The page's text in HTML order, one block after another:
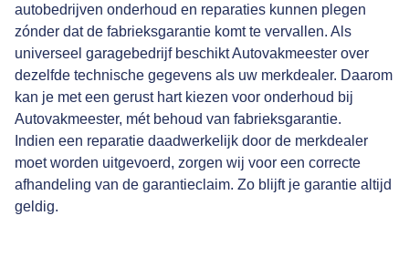
autobedrijven onderhoud en reparaties kunnen plegen
zónder dat de fabrieksgarantie komt te vervallen. Als
universeel garagebedrijf beschikt Autovakmeester over
dezelfde technische gegevens als uw merkdealer. Daarom
kan je met een gerust hart kiezen voor onderhoud bij
Autovakmeester, mét behoud van fabrieksgarantie.
Indien een reparatie daadwerkelijk door de merkdealer
moet worden uitgevoerd, zorgen wij voor een correcte
afhandeling van de garantieclaim. Zo blijft je garantie altijd
geldig.